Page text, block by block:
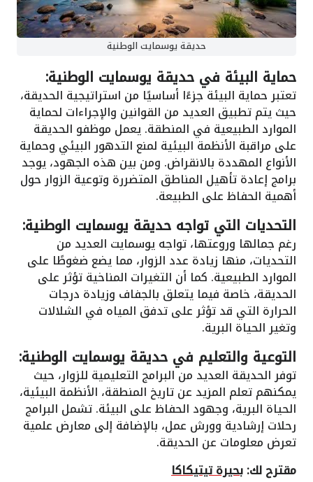
حديقة يوسمايت الوطنية
حماية البيئة في حديقة يوسمايت الوطنية:
تعتبر حماية البيئة جزءًا أساسيًا من استراتيجية الحديقة،
حيث يتم تطبيق العديد من القوانين والإجراءات لحماية
الموارد الطبيعية في المنطقة. يعمل موظفو الحديقة
على مراقبة الأنظمة البيئية لمنع التدهور البيئي وحماية
الأنواع المهددة بالانقراض. ومن بين هذه الجهود، يوجد
برامج إعادة تأهيل المناطق المتضررة وتوعية الزوار حول
أهمية الحفاظ على الطبيعة.
التحديات التي تواجه حديقة يوسمايت الوطنية:
رغم جمالها وروعتها، تواجه يوسمايت العديد من
التحديات، منها زيادة عدد الزوار، مما يضع ضغوطًا على
الموارد الطبيعية. كما أن التغيرات المناخية تؤثر على
الحديقة، خاصة فيما يتعلق بالجفاف وزيادة درجات
الحرارة التي قد تؤثر على تدفق المياه في الشلالات
وتغير الحياة البرية.
التوعية والتعليم في حديقة يوسمايت الوطنية:
توفر الحديقة العديد من البرامج التعليمية للزوار، حيث
يمكنهم تعلم المزيد عن تاريخ المنطقة، الأنظمة البيئية،
الحياة البرية، وجهود الحفاظ على البيئة. تشمل البرامج
رحلات إرشادية وورش عمل، بالإضافة إلى معارض علمية
تعرض معلومات عن الحديقة.
مقترح لك:بحيرة تيتيكاكا